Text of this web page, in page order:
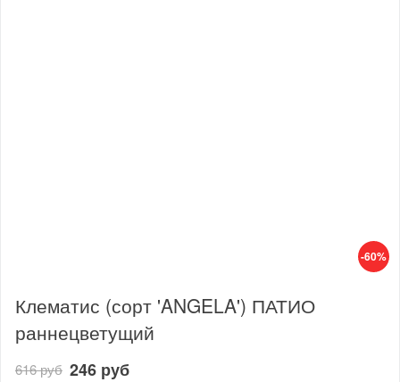
-60%
Клематис (сорт 'ANGELA') ПАТИО
раннецветущий
616 руб 246 руб